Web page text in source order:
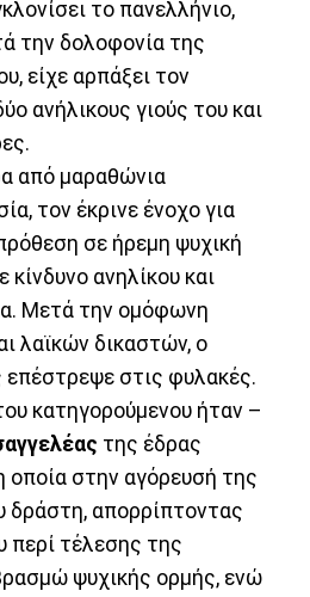
το πανελλήνιο,
την δολοφονία της
είχε αρπάξει τον
ανήλικους γιούς του και
από μαραθώνια
τον έκρινε ένοχο για
σε ήρεμη ψυχική
ανηλίκου και
Μετά την ομόφωνη
λαϊκών δικαστών, ο
στις φυλακές.
κατηγορούμενου ήταν –
της έδρας
οποία στην αγόρευσή της
δράστη, απορρίπτοντας
περί τέλεσης της
ψυχικής ορμής, ενώ